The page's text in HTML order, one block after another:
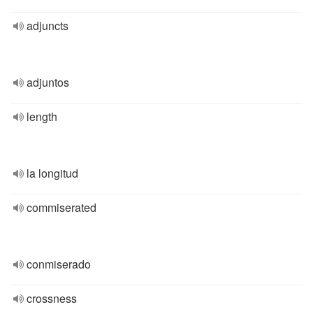
adjuncts
adjuntos
length
la longitud
commiserated
conmiserado
crossness